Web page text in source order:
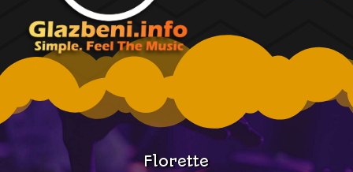
Florette